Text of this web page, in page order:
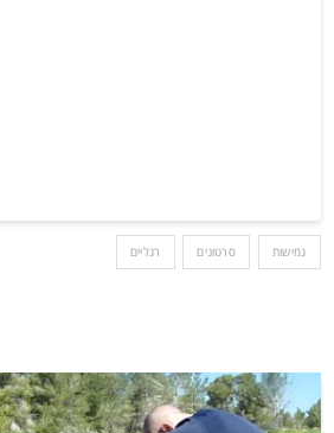
גמישות סרטונים רגליים